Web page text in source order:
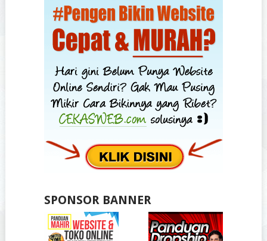
SPONSOR BANNER